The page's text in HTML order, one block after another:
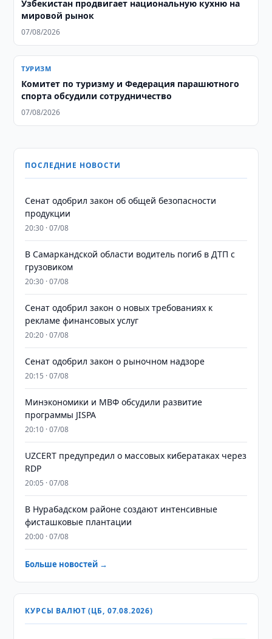
Узбекистан продвигает национальную кухню на
мировой рынок
07/08/2026
ТУРИЗМ
Комитет по туризму и Федерация парашютного
спорта обсудили сотрудничество
07/08/2026
ПОСЛЕДНИЕ НОВОСТИ
Сенат одобрил закон об общей безопасности
продукции
20:30 · 07/08
В Самаркандской области водитель погиб в ДТП с
грузовиком
20:30 · 07/08
Сенат одобрил закон о новых требованиях к
рекламе финансовых услуг
20:20 · 07/08
Сенат одобрил закон о рыночном надзоре
20:15 · 07/08
Минэкономики и МВФ обсудили развитие
программы JISPA
20:10 · 07/08
UZCERT предупредил о массовых кибератаках через
RDP
20:05 · 07/08
В Нурабадском районе создают интенсивные
фисташковые плантации
20:00 · 07/08
Больше новостей →
КУРСЫ ВАЛЮТ (ЦБ, 07.08.2026)